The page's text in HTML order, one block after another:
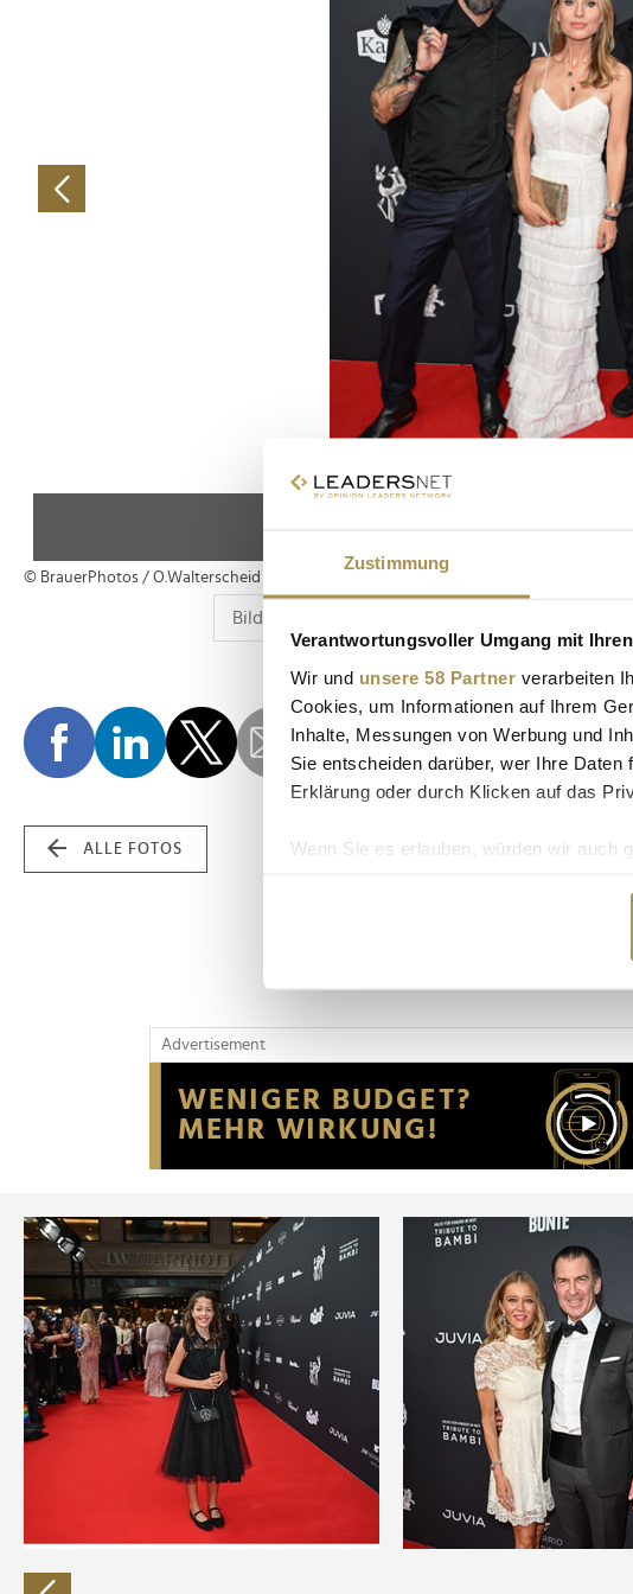
Zustimmung
Verantwortungsvoller Umgang mit
Wir und unsere 58 Partner verarbeiten
Cookies, um Informationen auf Ihrem
Inhalte, Messungen von Werbung und
Sie entscheiden darüber, wer Ihre
Erklärung oder durch Klicken auf das
Wenn Sie es erlauben, würden wir auch
Erfahren Sie mehr darüber, wie Ihre
Wir verwenden Cookies, um Inhalte und
Website an unsere Partner für soziale
möglicherweise mit weiteren Daten
der Dienste gesammelt haben.
© BrauerPhotos / O.Walterscheid
ALLE FOTOS
Advertisement